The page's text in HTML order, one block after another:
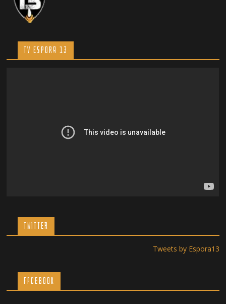
TV ESPORA 13
TWITTER
Tweets by Espora13
Facebook